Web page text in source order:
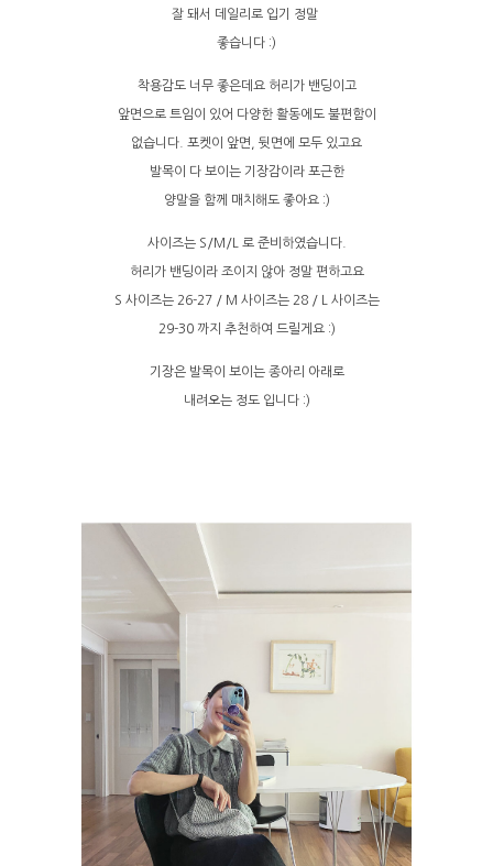
잘 돼서 데일리로 입기 정말
좋습니다 :)
착용감도 너무 좋은데요 허리가 밴딩이고
앞면으로 트임이 있어 다양한 활동에도 불편함이
없습니다. 포켓이 앞면, 뒷면에 모두 있고요
발목이 다 보이는 기장감이라 포근한
양말을 함께 매치해도 좋아요 :)
사이즈는 S/M/L 로 준비하였습니다.
허리가 밴딩이라 조이지 않아 정말 편하고요
S 사이즈는 26-27 / M 사이즈는 28 / L 사이즈는
29-30 까지 추천하여 드릴게요 :)
기장은 발목이 보이는 종아리 아래로
내려오는 정도 입니다 :)